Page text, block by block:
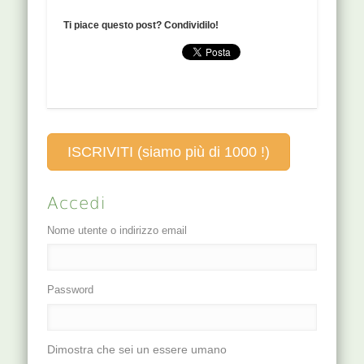
detossifica il…
mai GB…
diffusione dei Jin:
ad…
Ti piace questo post? Condividilo!
ISCRIVITI (siamo più di 1000 !)
Accedi
Nome utente o indirizzo email
Password
Dimostra che sei un essere umano